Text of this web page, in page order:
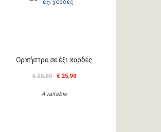
Ορχήστρα σε έξι χορδές
€ 28,80 € 25,90
Available